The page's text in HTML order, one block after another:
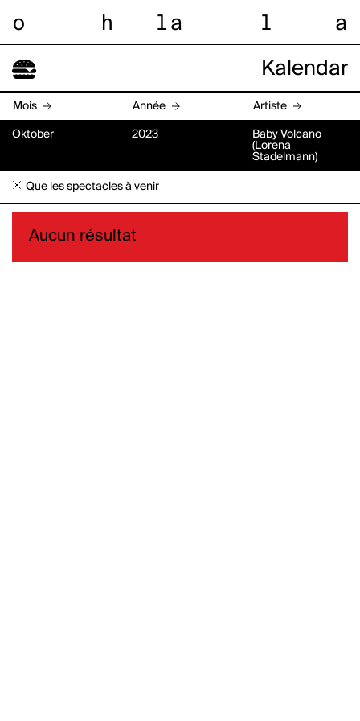
o h l a l a
Kalendar
Mois Année Artiste
Oktober 2023
Baby Volcano
(Lorena
Stadelmann)
Que les spectacles à venir
Aucun résultat